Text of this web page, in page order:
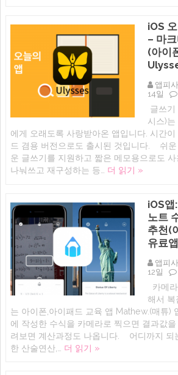
iOS
– 마
(아이
앱피
14일
글쓰
시스)
에게 오래도록 사랑받아온 앱입니다. 시간
드 겸용 버전으로도 출시된 것입니다. 쉬
운 글쓰기를 지원하고 짧은 메모용으로도
나눠쓰고 재구성하는 등… 더 읽기 »
iOS
노트
추천(
유료
앱피
12일
카메
해서
는 아이폰,아이패드 교육 앱 Mathew.(매튜
에 작성한 수식을 카메라로 찍으면 결과값
려보면 계산과정도 나옵니다. 어디까지 되
한 산술연산,… 더 읽기 »